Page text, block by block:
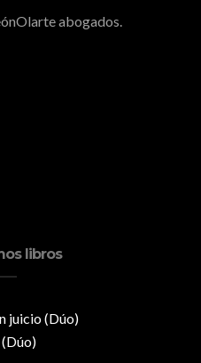
abogados.
libros